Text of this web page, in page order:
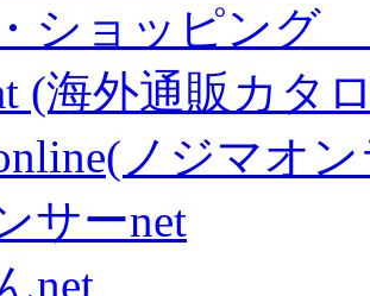
ショッピング
(海外通販カタ
ノジマオ
サーnet
net